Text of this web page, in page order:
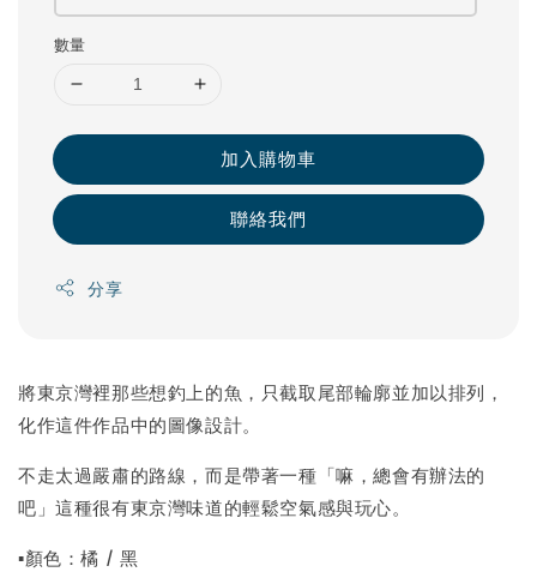
數量
加入購物車
聯絡我們
分享
將東京灣裡那些想釣上的魚，只截取尾部輪廓並加以排列，
化作這件作品中的圖像設計。
不走太過嚴肅的路線，而是帶著一種「嘛，總會有辦法的
吧」這種很有東京灣味道的輕鬆空氣感與玩心。
▪顏色：橘 / 黑